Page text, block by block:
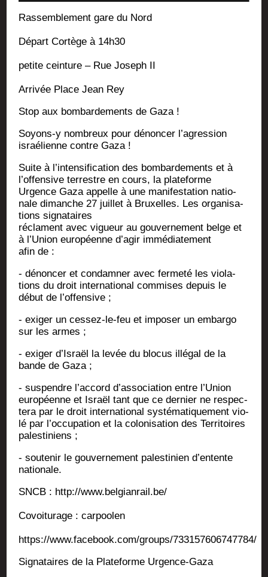
Ras­sem­ble­ment gare du Nord
Départ Cor­tège à 14h30
petite cein­ture – Rue Joseph II
Arri­vée Place Jean Rey
Stop aux bom­bar­de­ments de Gaza !
Soyons‑y nom­breux pour dénon­cer l’a­gres­sion
israé­lienne contre Gaza !
Suite à l’in­ten­si­fi­ca­tion des bom­bar­de­ments et à
l’of­fen­sive ter­restre en cours, la pla­te­forme
Urgence Gaza appelle à une mani­fes­ta­tion natio­
nale dimanche 27 juillet à Bruxelles. Les orga­ni­sa­
tions signataires
réclament avec vigueur au gou­ver­ne­ment belge et
à l’U­nion euro­péenne d’a­gir immé­dia­te­ment
afin de :
- dénon­cer et condam­ner avec fer­me­té les vio­la­
tions du droit inter­na­tio­nal com­mises depuis le
début de l’offensive ;
- exi­ger un ces­sez-le-feu et impo­ser un embar­go
sur les armes ;
- exi­ger d’Is­raël la levée du blo­cus illé­gal de la
bande de Gaza ;
- sus­pendre l’ac­cord d’as­so­cia­tion entre l’U­nion
euro­péenne et Israël tant que ce der­nier ne res­pec­
te­ra par le droit inter­na­tio­nal sys­té­ma­ti­que­ment vio­
lé par l’oc­cu­pa­tion et la colo­ni­sa­tion des Ter­ri­toires
palestiniens ;
- sou­te­nir le gou­ver­ne­ment pales­ti­nien d’en­tente
nationale.
SNCB : http://www.belgianrail.be/
Covoi­tu­rage : carpoolen
https://www.facebook.com/groups/733157606747784/
Signa­taires de la Pla­te­forme Urgence-Gaza